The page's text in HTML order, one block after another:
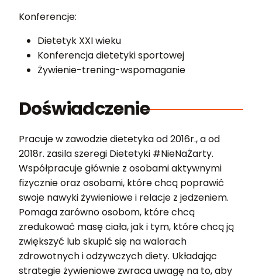
Konferencje:
Dietetyk XXI wieku
Konferencja dietetyki sportowej
Żywienie-trening-wspomaganie
Doświadczenie
Pracuje w zawodzie dietetyka od 2016r., a od
2018r. zasila szeregi Dietetyki #NieNaŻarty.
Współpracuje głównie z osobami aktywnymi
fizycznie oraz osobami, które chcą poprawić
swoje nawyki żywieniowe i relacje z jedzeniem.
Pomaga zarówno osobom, które chcą
zredukować masę ciała, jak i tym, które chcą ją
zwiększyć lub skupić się na walorach
zdrowotnych i odżywczych diety. Układając
strategie żywieniowe zwraca uwagę na to, aby